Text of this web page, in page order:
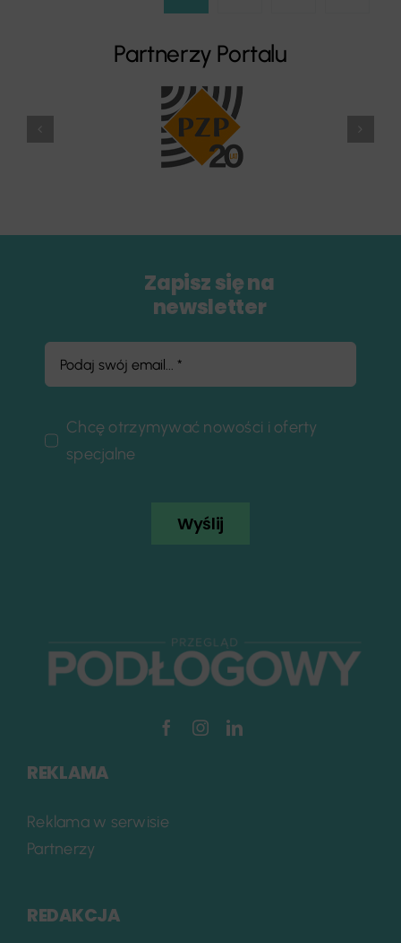
Partnerzy Portalu
Zapisz się na
newsletter
Chcę otrzymywać nowości i oferty
specjalne
Wyślij
REKLAMA
Reklama w serwisie
Partnerzy
REDAKCJA